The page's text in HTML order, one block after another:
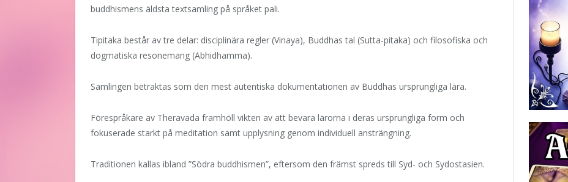
buddhismens äldsta textsamling på språket pali.
Tipitaka består av tre delar: disciplinära regler (Vinaya), Buddhas tal (Sutta-pitaka) och filosofiska och
dogmatiska resonemang (Abhidhamma).
Samlingen betraktas som den mest autentiska dokumentationen av Buddhas ursprungliga lära.
Förespråkare av Theravada framhöll vikten av att bevara lärorna i deras ursprungliga form och
fokuserade starkt på meditation samt upplysning genom individuell ansträngning.
Traditionen kallas ibland ”Södra buddhismen”, eftersom den främst spreds till Syd- och Sydostasien.